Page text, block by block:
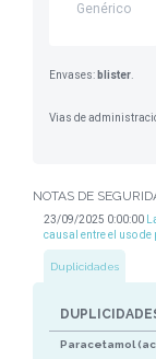
Genérico
Envases: blister
Vias de
NOTAS DE
23/09/2025 0:00:00
causal entre el uso
Duplicidades
Paracetamol